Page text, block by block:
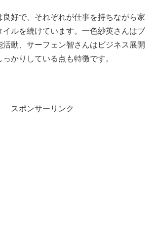
良好で、それぞれが仕事を持ちながら家
イルを続けています。一色紗英さんはブ
活動、サーフェン智さんはビジネス展開
かりしている点も特徴です。
スポンサーリンク